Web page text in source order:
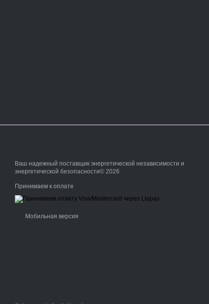
Ваш надежный поставщик энергетической независимости и
энергетической безопасности© 2026
Принимаем к оплате
Мобильная версия